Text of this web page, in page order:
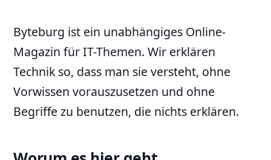
Byteburg ist ein unabhängiges Online-
Magazin für IT-Themen. Wir erklären
Technik so, dass man sie versteht, ohne
Vorwissen vorauszusetzen und ohne
Begriffe zu benutzen, die nichts erklären.